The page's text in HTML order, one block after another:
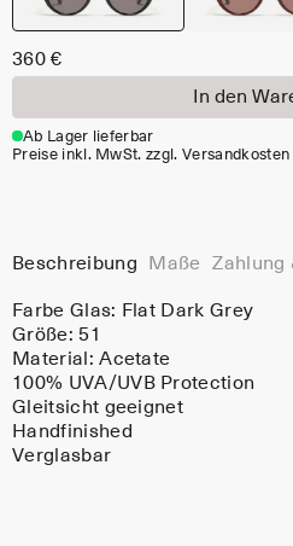
360 €
In den
Ab Lager lieferbar
Preise inkl. MwSt. zzgl. Versandkosten
Beschreibung Maße Zahlung
Farbe Glas: Flat Dark Grey
Größe: 51
Material:Acetate
100% UVA/UVB Protection
Gleitsicht geeignet
Handfinished
Verglasbar